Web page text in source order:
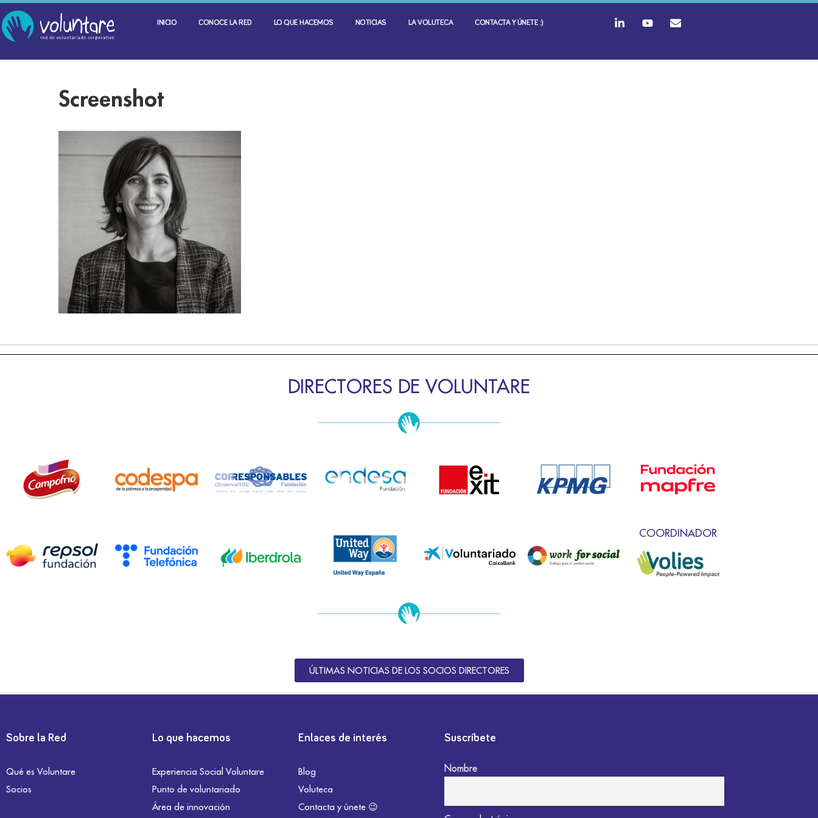
INICIO CONOCE LA RED LO QUE HACEMOS NOTICIAS LA VOLUTECA CONTACTA Y ÚNETE :)
Screenshot
DIRECTORES DE VOLUNTARE
COORDINADOR
ÚLTIMAS NOTICIAS DE LOS SOCIOS DIRECTORES
Sobre la Red
Qué es Voluntare
Socios
Lo que hacemos
Experiencia Social Voluntare
Punto de voluntariado
Área de innovación
Enlaces de interés
Blog
Voluteca
Contacta y únete 😉
Suscríbete
Nombre